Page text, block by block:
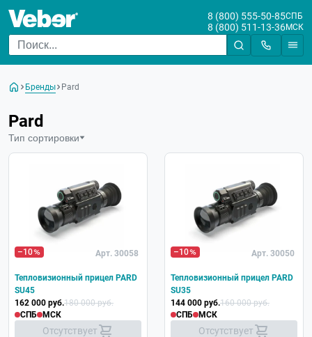
8 (800) 555-50-85СПБ
8 (800) 511-13-36МСК
Бренды Pard
Pard
Тип сортировки
–10 Арт. 30058
Тепловизионный прицел PARD
SU45
162 000 руб.180 000 руб.
СПБ
МСК
Отсутствует
–10 Арт. 30050
Тепловизионный прицел PARD
SU35
144 000 руб.160 000 руб.
СПБ
МСК
Отсутствует